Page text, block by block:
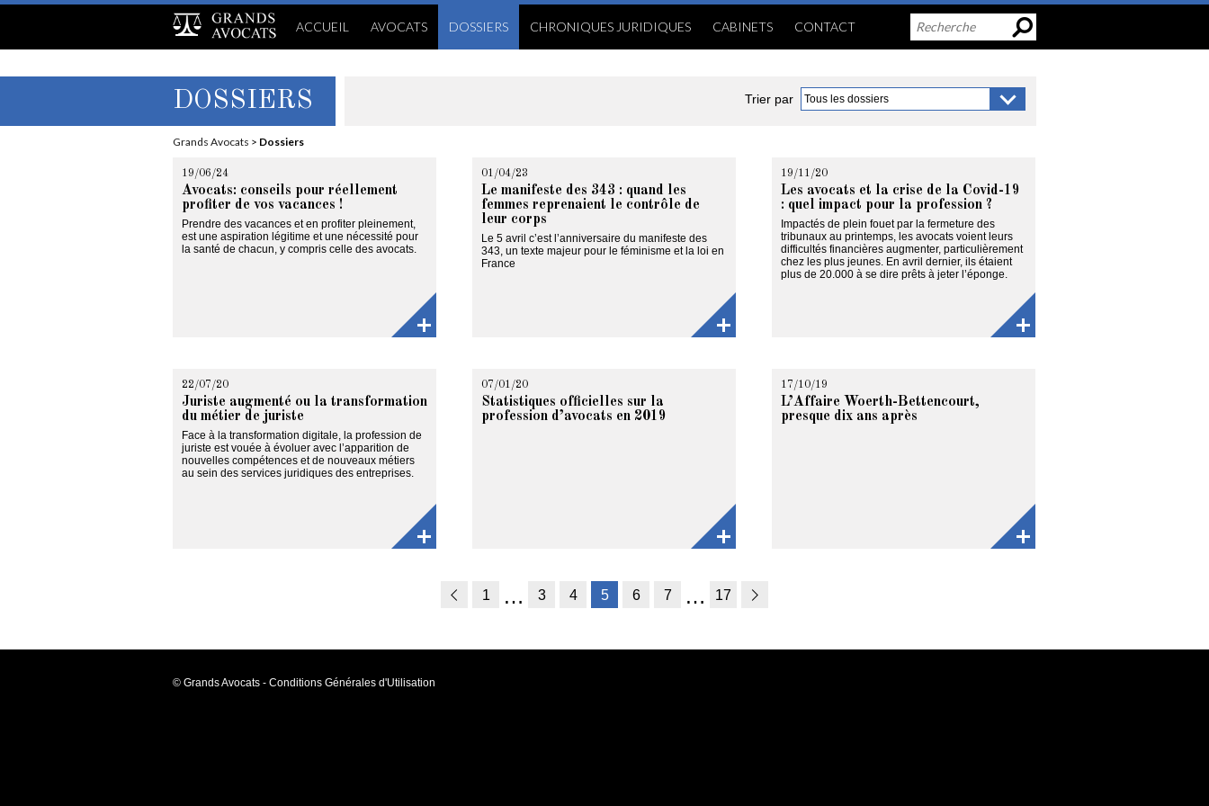
ACCUEIL AVOCATS DOSSIERS CHRONIQUES JURIDIQUES CABINETS CONTACT
DOSSIERS
Grands Avocats > Dossiers
Trier par
19/06/24
Avocats: conseils pour réellement
profiter de vos vacances !
Prendre des vacances et en profiter pleinement,
est une aspiration légitime et une nécessité pour
la santé de chacun, y compris celle des avocats.
01/04/23
Le manifeste des 343 : quand les
femmes reprenaient le contrôle de
leur corps
Le 5 avril c’est l’anniversaire du manifeste des
343, un texte majeur pour le féminisme et la loi en
France
19/11/20
Les avocats et la crise de la Covid-19
: quel impact pour la profession ?
Impactés de plein fouet par la fermeture des
tribunaux au printemps, les avocats voient leurs
difficultés financières augmenter, particulièrement
chez les plus jeunes. En avril dernier, ils étaient
plus de 20.000 à se dire prêts à jeter l’éponge.
22/07/20
Juriste augmenté ou la transformation
du métier de juriste
Face à la transformation digitale, la profession de
juriste est vouée à évoluer avec l’apparition de
nouvelles compétences et de nouveaux métiers
au sein des services juridiques des entreprises.
07/01/20
Statistiques officielles sur la
profession d’avocats en 2019
17/10/19
L’Affaire Woerth-Bettencourt,
presque dix ans après
1 … 3 4 5 6 7 …
17
© Grands Avocats - Conditions Générales d'Utilisation